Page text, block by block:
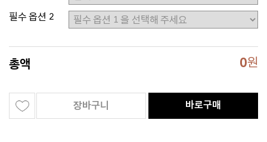
필수 옵션 2
총액 0원
장바구니 바로구매